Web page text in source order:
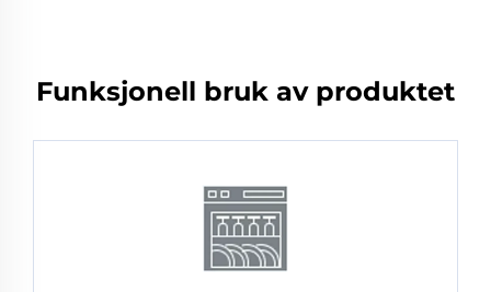
Funksjonell bruk av produktet